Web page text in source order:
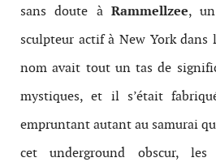
sans doute à Ram­mel­lzee,
sculp­teur actif à New York dans
nom avait tout un tas de
mys­tiques, et il s’était
emprun­tant autant au samu­rai
cet under­ground obscur, les